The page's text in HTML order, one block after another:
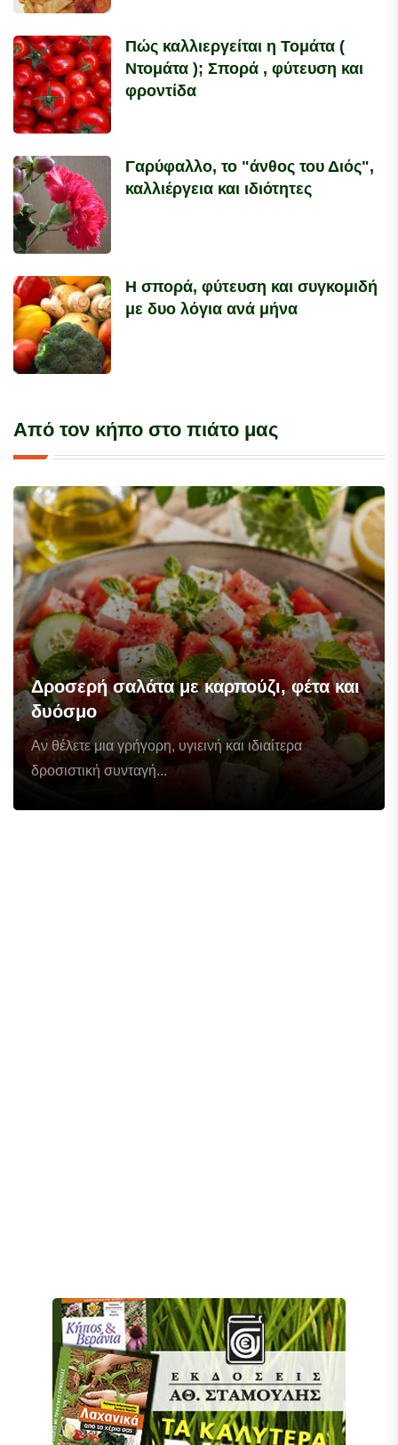
Πώς καλλιεργείται η Τομάτα (
Ντομάτα ); Σπορά , φύτευση και
φροντίδα
Γαρύφαλλο, το "άνθος του Διός",
καλλιέργεια και ιδιότητες
Η σπορά, φύτευση και συγκομιδή
με δυο λόγια ανά μήνα
Από τον κήπο στο πιάτο μας
Δροσερή σαλάτα με καρπούζι, φέτα και
δυόσμο
Αν θέλετε μια γρήγορη, υγιεινή και ιδιαίτερα
δροσιστική συνταγή...